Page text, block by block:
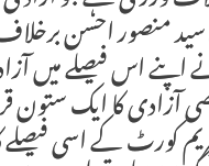
منصور احسن
اس فیصلے میں
کورٹ کے اسی فیصلے